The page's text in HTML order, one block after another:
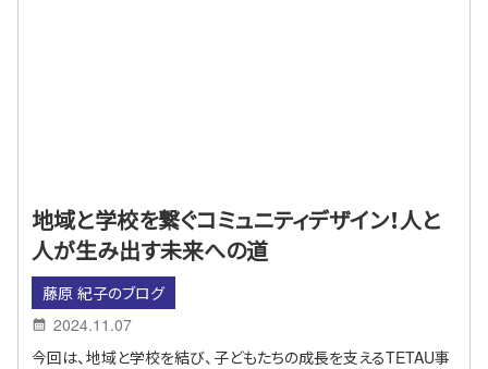
地域と学校を繋ぐコミュニティデザイン！人と
人が生み出す未来への道
藤原 紀子のブログ
2024.11.07
今回は、地域と学校を結び、子どもたちの成長を支えるTETAU事